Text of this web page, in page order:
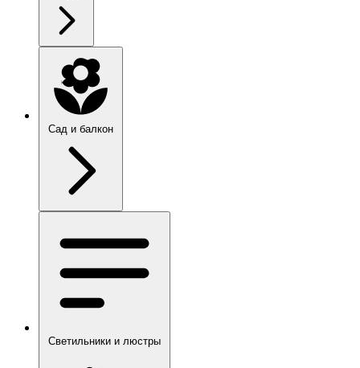
Сад и балкон
Светильники и люстры